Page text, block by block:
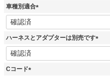
須
車種別適合
(
須
ハーネスとアダプターは別売です
(
Cコード